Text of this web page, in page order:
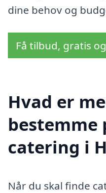
dine behov og
Få tilbud, gratis
Hvad er
bestemme
catering i
Når du skal finde